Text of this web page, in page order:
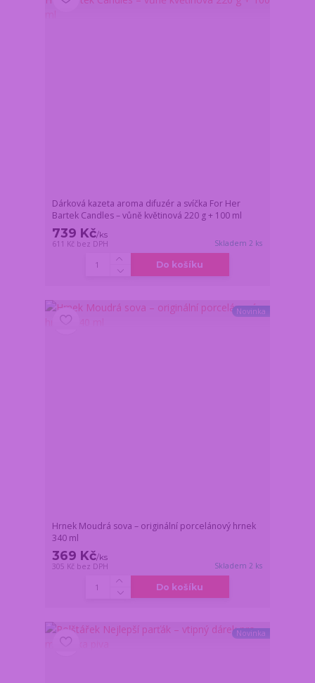
Dárková kazeta aroma difuzér a svíčka For Her
Bartek Candles – vůně květinová 220 g + 100 ml
739 Kč/ks
611 Kč bez DPH Skladem 2 ks
Do košíku
Novinka
Hrnek Moudrá sova – originální porcelánový hrnek
340 ml
369 Kč/ks
305 Kč bez DPH Skladem 2 ks
Do košíku
Novinka